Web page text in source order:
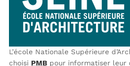
L’école Nationale Supérieure
choisi PMB pour informatiser leur